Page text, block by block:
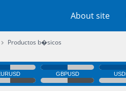
About site
Productos b�sicos